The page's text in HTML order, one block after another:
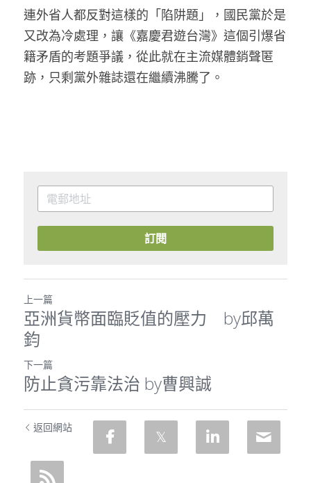
連外省人都反對這樣的「陷阱題」，國民黨於是
又改為冷處理，讓《嘉慶君遊台灣》這個引爆省
籍矛盾的考題爭議，從此就在主流媒體銷聲匿
跡，只剩黨外雜誌還在繼續沸騰了。
訂閱
上一篇
亞洲貨幣面臨貶值的壓力 by邱萬
鈞
下一篇
防止貪污靠法治 by曹興誠
返回網站